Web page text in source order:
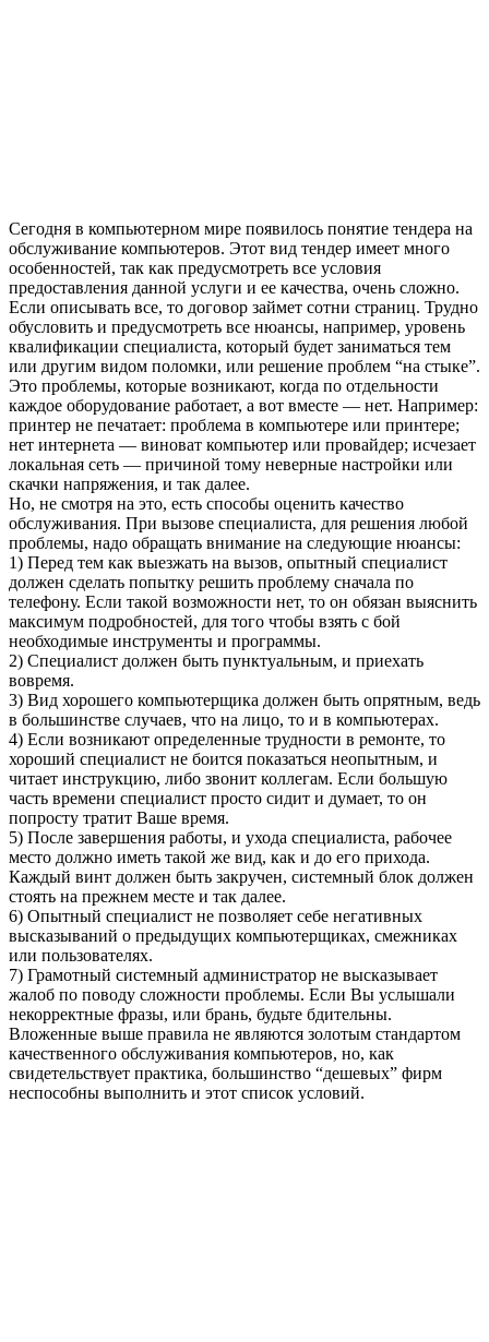
Сегодня в компьютерном мире появилось понятие тендера на
обслуживание компьютеров. Этот вид тендер имеет много
особенностей, так как предусмотреть все условия
предоставления данной услуги и ее качества, очень сложно.
Если описывать все, то договор займет сотни страниц. Трудно
обусловить и предусмотреть все нюансы, например, уровень
квалификации специалиста, который будет заниматься тем
или другим видом поломки, или решение проблем “на стыке”.
Это проблемы, которые возникают, когда по отдельности
каждое оборудование работает, а вот вместе — нет. Например:
принтер не печатает: проблема в компьютере или принтере;
нет интернета — виноват компьютер или провайдер; исчезает
локальная сеть — причиной тому неверные настройки или
скачки напряжения, и так далее.
Но, не смотря на это, есть способы оценить качество
обслуживания. При вызове специалиста, для решения любой
проблемы, надо обращать внимание на следующие нюансы:
1) Перед тем как выезжать на вызов, опытный специалист
должен сделать попытку решить проблему сначала по
телефону. Если такой возможности нет, то он обязан выяснить
максимум подробностей, для того чтобы взять с бой
необходимые инструменты и программы.
2) Специалист должен быть пунктуальным, и приехать
вовремя.
3) Вид хорошего компьютерщика должен быть опрятным, ведь
в большинстве случаев, что на лицо, то и в компьютерах.
4) Если возникают определенные трудности в ремонте, то
хороший специалист не боится показаться неопытным, и
читает инструкцию, либо звонит коллегам. Если большую
часть времени специалист просто сидит и думает, то он
попросту тратит Ваше время.
5) После завершения работы, и ухода специалиста, рабочее
место должно иметь такой же вид, как и до его прихода.
Каждый винт должен быть закручен, системный блок должен
стоять на прежнем месте и так далее.
6) Опытный специалист не позволяет себе негативных
высказываний о предыдущих компьютерщиках, смежниках
или пользователях.
7) Грамотный системный администратор не высказывает
жалоб по поводу сложности проблемы. Если Вы услышали
некорректные фразы, или брань, будьте бдительны.
Вложенные выше правила не являются золотым стандартом
качественного обслуживания компьютеров, но, как
свидетельствует практика, большинство “дешевых” фирм
неспособны выполнить и этот список условий.